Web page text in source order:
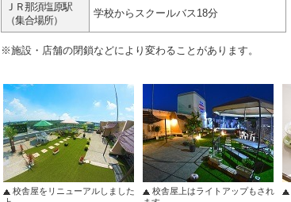
ＪＲ那須塩原駅
（集合場所）
学校からスクールバス18分
※施設・店舗の閉鎖などにより変わることがあります。
校舎屋をリニューアルしました 校舎屋上はライトアップもされ